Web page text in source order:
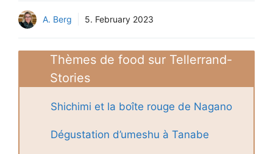
A. Berg 5. February 2023
Thèmes de food sur Tellerrand-
Stories
Shichimi et la boîte rouge de Nagano
Dégustation d’umeshu à Tanabe